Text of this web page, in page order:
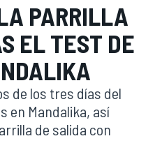
PARRILLA
EL TEST DE
de los tres días del
en Mandalika, así
de salida con